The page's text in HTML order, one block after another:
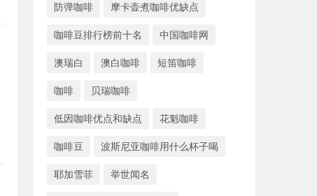
防弹咖啡 摩卡壶煮咖啡优缺点
咖啡豆排行榜前十名 中国咖啡网
澳瑞白 澳白咖啡 短笛咖啡
咖啡 贝瑞咖啡
低因咖啡优点和缺点 花魁咖啡
咖啡豆 波斯尼亚咖啡用什么杯子喝
耶加雪菲 举世闻名